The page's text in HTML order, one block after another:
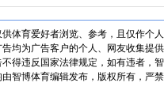
体育爱好者浏览、参考，且仅作个
均为广告客户的个人、网友收集提
得违反国家法律规定，如有违者，
智博体育编辑发布，版权所有，严